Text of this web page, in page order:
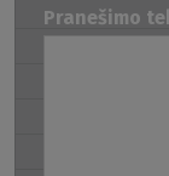
Pranešimo